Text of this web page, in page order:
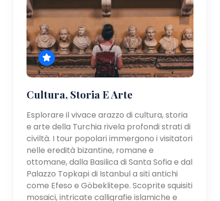
Cultura, Storia E Arte
Esplorare il vivace arazzo di cultura, storia
e arte della Turchia rivela profondi strati di
civiltà. I tour popolari immergono i visitatori
nelle eredità bizantine, romane e
ottomane, dalla Basilica di Santa Sofia e dal
Palazzo Topkapi di Istanbul a siti antichi
come Efeso e Göbeklitepe. Scoprite squisiti
mosaici, intricate calligrafie islamiche e